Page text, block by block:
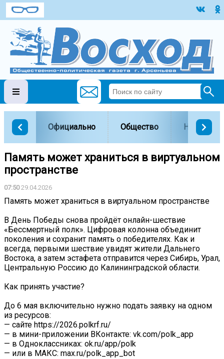
Официально Общество Наука и
Память может храниться в виртуальном
пространстве
07:5029.04.2026
Память может храниться в виртуальном пространстве
В День Победы снова пройдёт онлайн-шествие
«Бессмертный полк». Цифровая колонна объединит
поколения и сохранит память о победителях. Как и
всегда, первыми шествие увидят жители Дальнего
Востока, а затем эстафета отправится через Сибирь, Урал,
Центральную Россию до Калининградской области.
Как принять участие?
До 6 мая включительно нужно подать заявку на одном
из ресурсов:
— сайте https://2026.polkrf.ru/
— в мини-приложении ВКонтакте: vk.com/polk_app
— в Одноклассниках: ok.ru/app/polk
— или в МАКС: max.ru/polk_app_bot